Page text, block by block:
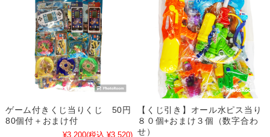
ゲーム付きくじ当りくじ 50円
80個付＋おまけ付
¥3,200(税込 ¥3,520)
【くじ引き】オール水ピス当り
８０個+おまけ３個（数字合わ
せ）